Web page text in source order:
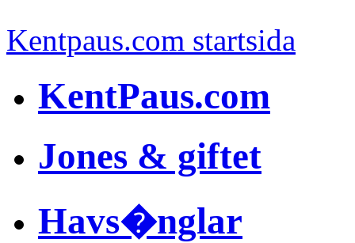
Kentpaus.com startsida
KentPaus.com
Jones & giftet
Havs�nglar